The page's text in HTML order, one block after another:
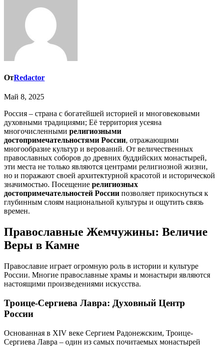
ОтRedactor
Май 8, 2025
Россия – страна с богатейшей историей и многовековыми
духовными традициями; Её территория усеяна
многочисленными религиозными
достопримечательностями России, отражающими
многообразие культур и верований. От величественных
православных соборов до древних буддийских монастырей,
эти места не только являются центрами религиозной жизни,
но и поражают своей архитектурной красотой и исторической
значимостью. Посещение религиозных
достопримечательностей России позволяет прикоснуться к
глубинным слоям национальной культуры и ощутить связь
времен.
Православные Жемчужины: Величие
Веры в Камне
Православие играет огромную роль в истории и культуре
России. Многие православные храмы и монастыри являются
настоящими произведениями искусства.
Троице-Сергиева Лавра: Духовный Центр
России
Основанная в XIV веке Сергием Радонежским, Троице-
Сергиева Лавра – один из самых почитаемых монастырей